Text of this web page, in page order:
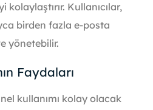
kolaylaştırır. Kullanıcılar,
birden fazla e-posta
yönetebilir.
Faydaları
kullanımı kolay olacak